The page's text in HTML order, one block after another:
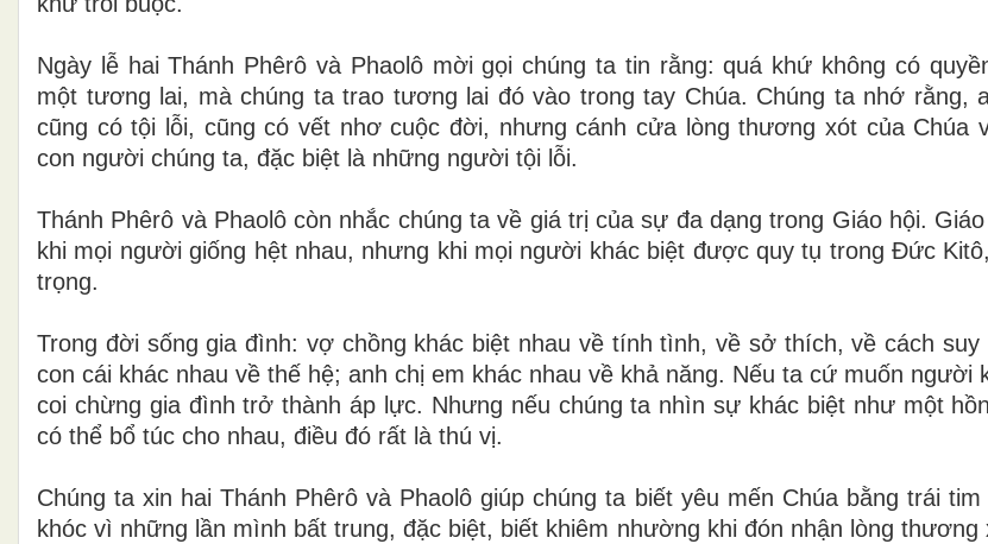
Ngày lễ hai Thánh Phêrô và Phaolô mời gọi chúng ta tin rằng: quá khứ không có
một tương lai, mà chúng ta trao tương lai đó vào trong tay Chúa. Chúng ta nhớ rằng,
cũng có tội lỗi, cũng có vết nhơ cuộc đời, nhưng cánh cửa lòng thương xót của Chúa
con người chúng ta, đặc biệt là những người tội lỗi.
Thánh Phêrô và Phaolô còn nhắc chúng ta về giá trị của sự đa dạng trong Giáo hội.
khi mọi người giống hệt nhau, nhưng khi mọi người khác biệt được quy tụ trong Đức
trọng.
Trong đời sống gia đình: vợ chồng khác biệt nhau về tính tình, về sở thích, về cách
con cái khác nhau về thế hệ; anh chị em khác nhau về khả năng. Nếu ta cứ muốn người
coi chừng gia đình trở thành áp lực. Nhưng nếu chúng ta nhìn sự khác biệt như một
có thể bổ túc cho nhau, điều đó rất là thú vị.
Chúng ta xin hai Thánh Phêrô và Phaolô giúp chúng ta biết yêu mến Chúa bằng trái
khóc vì những lần mình bất trung, đặc biệt, biết khiêm nhường khi đón nhận lòng thương